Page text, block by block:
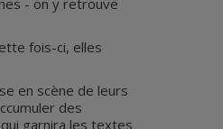
- on y retrouve
fois-ci, elles
en scène de leurs
des
garnira les textes